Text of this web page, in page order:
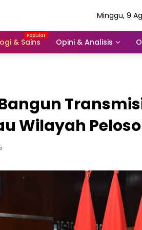
Minggu, 9
& Sains Opini & Analisis
Wilayah